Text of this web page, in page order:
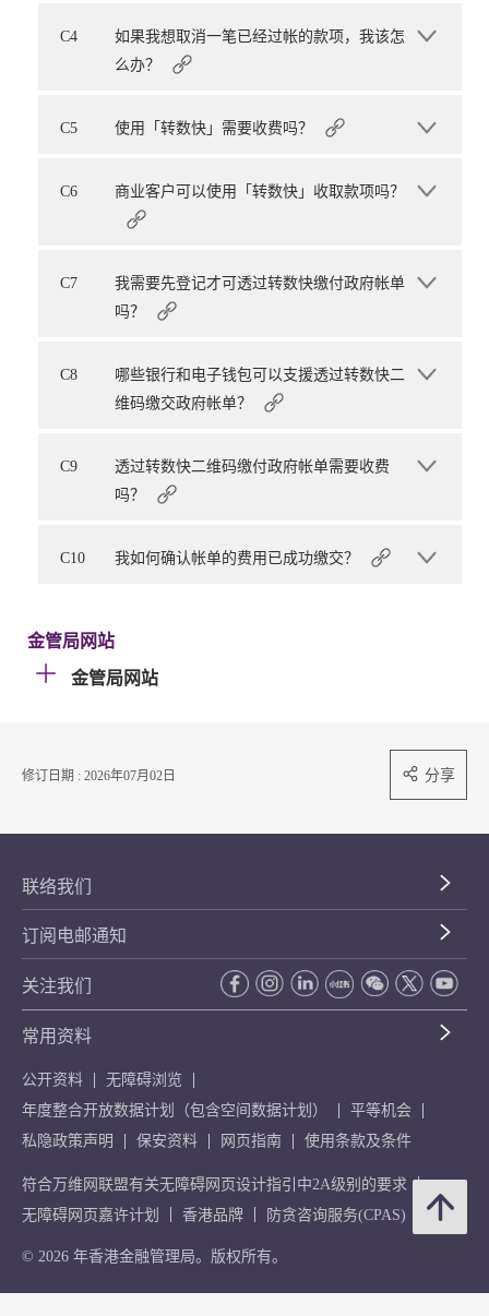
C4
如果我想取消一笔已经过帐的款项，我该怎
么办？
C5 使用「转数快」需要收费吗？
C6 商业客户可以使用「转数快」收取款项吗？
C7
我需要先登记才可透过转数快缴付政府帐单
吗？
C8
哪些银行和电子钱包可以支援透过转数快二
维码缴交政府帐单？
C9
透过转数快二维码缴付政府帐单需要收费
吗？
C10 我如何确认帐单的费用已成功缴交？
金管局网站
金管局网站
修订日期 : 2026年07月02日 分享
联络我们
订阅电邮通知
关注我们
常用资料
公开资料
无障碍浏览
年度整合开放数据计划（包含空间数据计划）
平等机会
私隐政策声明
保安资料 网页指南 使用条款及条件
符合万维网联盟有关无障碍网页设计指引中2A级别的要求
无障碍网页嘉许计划
香港品牌 防贪咨询服务(CPAS)
© 2026 年香港金融管理局。版权所有。